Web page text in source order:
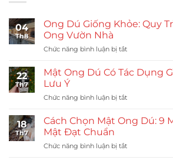
04
Th8
Ong Dú Giống Khỏe: Quy
Ong Vườn Nhà
Chức năng bình luận bị tắtở
Dú
Giống
Quy
Nhân
Đàn
Vườn
22
Th7
Mật Ong Dú Có Tác Dụng
Lưu Ý
Chức năng bình luận bị tắtở
Dú
Tác
18
Th7
Cách Chọn Mật Ong Dú: 9
Mật Đạt Chuẩn
Chức năng bình luận bị tắtở